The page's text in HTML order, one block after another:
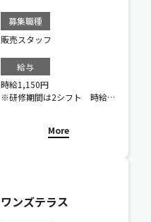
募集職種
販売スタッフ
給与
時給1,150円
※研修期間は2シフト 時給
More
ワンズテラス